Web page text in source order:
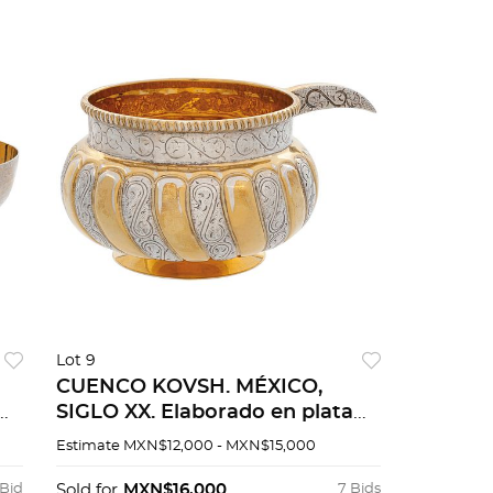
Lot 9
CUENCO KOVSH. MÉXICO,
SIGLO XX. Elaborado en plata
TANE, Sterling, ley 0.925 con
con con motivos vegetales.
Estimate MXN$12,000 - MXN$15,000
7 Bids